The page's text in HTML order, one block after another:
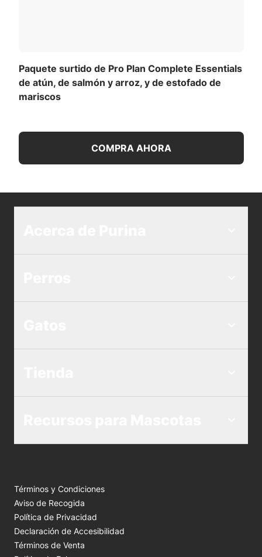
Paquete surtido de Pro Plan Complete Essentials
de atún, de salmón y arroz, y de estofado de
mariscos
COMPRA AHORA
Términos y Condiciones
Aviso de Recogida
Política de Privacidad
Declaración de Accesibilidad
Términos de Venta